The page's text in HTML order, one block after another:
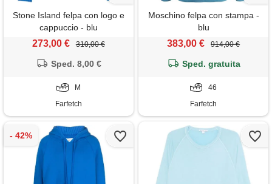
Stone Island felpa con logo e
cappuccio - blu
273,00 € 310,00 €
Sped. 8,00 €
M
Farfetch
Moschino felpa con stampa -
blu
383,00 € 914,00 €
Sped. gratuita
46
Farfetch